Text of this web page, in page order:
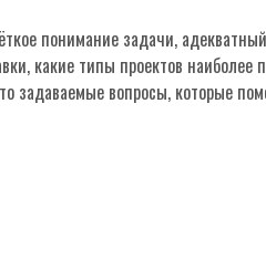
понимание задачи,
какие типы проектов
задаваемые вопросы, которые